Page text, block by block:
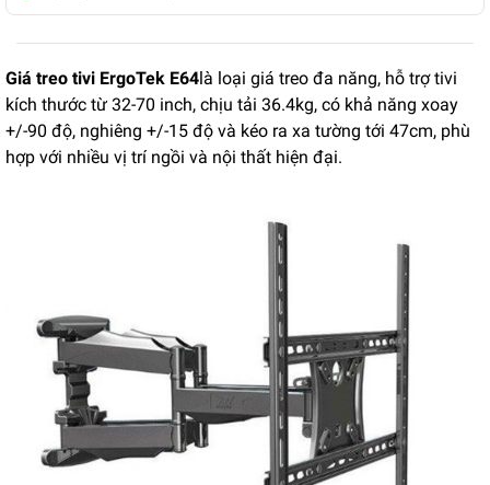
Giá treo tivi ErgoTek E64là loại giá treo đa năng, hỗ trợ tivi
kích thước từ 32-70 inch, chịu tải 36.4kg, có khả năng xoay
+/-90 độ, nghiêng +/-15 độ và kéo ra xa tường tới 47cm, phù
hợp với nhiều vị trí ngồi và nội thất hiện đại.